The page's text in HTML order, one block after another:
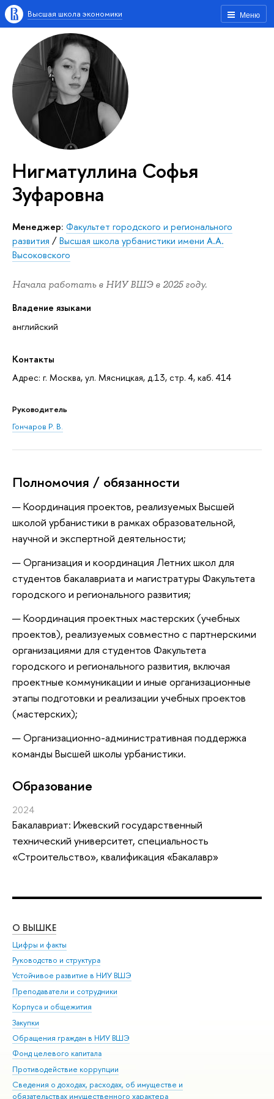
Меню
Высшая школа экономики
Нигматуллина Софья
Зуфаровна
Менеджер: Факультет городского и регионального
развития /Высшая школа урбанистики имени А.А.
Высоковского
Начала работать в НИУ ВШЭ в 2025 году.
Владение языками
английский
Контакты
Адрес: г. Москва, ул. Мясницкая, д.13, стр. 4, каб. 414
Руководитель
Гончаров Р. В.
Полномочия / обязанности
Координация проектов, реализуемых Высшей
школой урбанистики в рамках образовательной,
научной и экспертной деятельности;
Организация и координация Летних школ для
студентов бакалавриата и магистратуры Факультета
городского и регионального развития;
Координация проектных мастерских (учебных
проектов), реализуемых совместно с партнерскими
организациями для студентов Факультета
городского и регионального развития, включая
проектные коммуникации и иные организационные
этапы подготовки и реализации учебныx проектов
(мастерских);
Организационно-административная поддержка
команды Высшей школы урбанистики.
Oбразование
2024
Бакалавриат: Ижевский государственный
технический университет, специальность
«Строительство», квалификация «Бакалавр»
О ВЫШКЕ
Цифры и факты
Руководство и структура
Устойчивое развитие в НИУ ВШЭ
Преподаватели и сотрудники
Корпуса и общежития
Закупки
Обращения граждан в НИУ ВШЭ
Фонд целевого капитала
Противодействие коррупции
Сведения о доходах, расходах, об имуществе и
обязательствах имущественного характера